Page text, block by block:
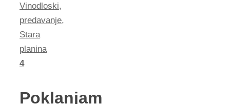
Vinodloski,
predavanje,
Stara
planina
4
Poklanjam